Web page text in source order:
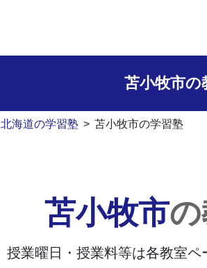
苫小牧市の
北海道の学習塾 > 苫小牧市の学習塾
苫小牧市
授業曜日・授業料等は各教室ペ